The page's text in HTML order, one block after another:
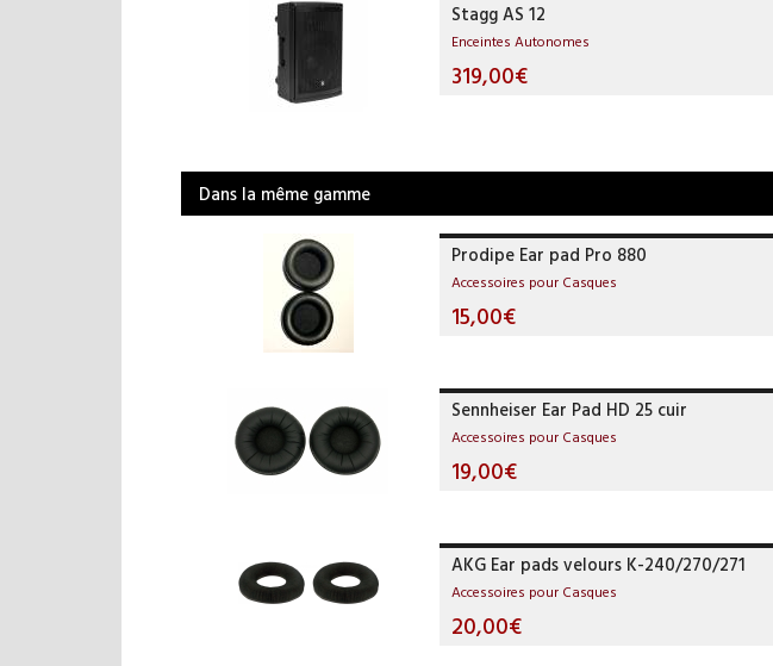
Stagg AS 12
Enceintes Autonomes
319,00€
Dans la même gamme
Prodipe Ear pad Pro 880
Accessoires pour Casques
15,00€
Sennheiser Ear Pad HD 25 cuir
Accessoires pour Casques
19,00€
AKG Ear pads velours K-240/270/271
Accessoires pour Casques
20,00€